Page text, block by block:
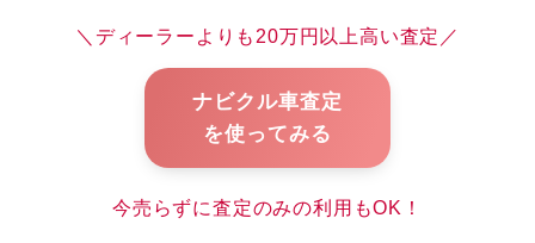
＼ディーラーよりも20万円以上高い査定／
ナビクル車査定
を使ってみる
今売らずに査定のみの利用もOK！